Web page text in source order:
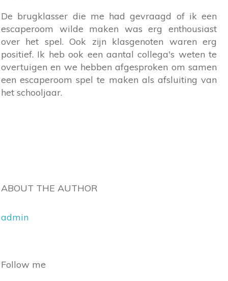
De brugklasser die me had gevraagd of ik een
escaperoom wilde maken was erg enthousiast
over het spel. Ook zijn klasgenoten waren erg
positief. Ik heb ook een aantal collega's weten te
overtuigen en we hebben afgesproken om samen
een escaperoom spel te maken als afsluiting van
het schooljaar.
ABOUT THE AUTHOR
admin
Follow me